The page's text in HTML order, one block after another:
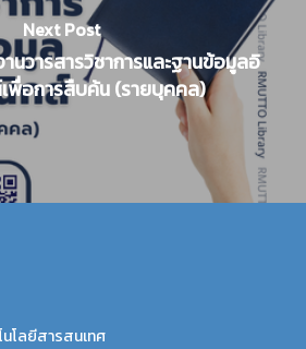
Next Post
นวารสารวิชาการและฐานข้อมูลอิ
พื่อการสืบค้น (รายบุคคล)
นโลยีสารสนเทศ